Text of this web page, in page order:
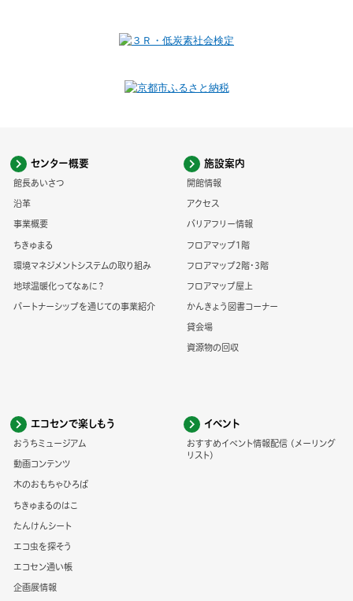
センター概要
館長あいさつ
沿革
事業概要
ちきゅまる
環境マネジメントシステムの取り組み
地球温暖化ってなぁに？
パートナーシップを通じての事業紹介
施設案内
開館情報
アクセス
バリアフリー情報
フロアマップ1階
フロアマップ2階・3階
フロアマップ屋上
かんきょう図書コーナー
貸会場
資源物の回収
エコセンで楽しもう
おうちミュージアム
動画コンテンツ
木のおもちゃひろば
ちきゅまるのはこ
たんけんシート
エコ虫を探そう
エコセン通い帳
企画展情報
イベント
おすすめイベント情報配信 (メーリング
リスト)